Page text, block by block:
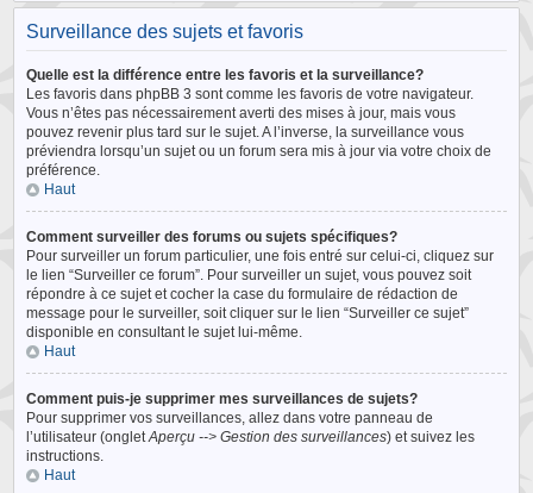
Surveillance des sujets et favoris
Quelle est la différence entre les favoris et la surveillance?
Les favoris dans phpBB 3 sont comme les favoris de votre navigateur.
Vous n’êtes pas nécessairement averti des mises à jour, mais vous
pouvez revenir plus tard sur le sujet. A l’inverse, la surveillance vous
préviendra lorsqu’un sujet ou un forum sera mis à jour via votre choix de
préférence.
Haut
Comment surveiller des forums ou sujets spécifiques?
Pour surveiller un forum particulier, une fois entré sur celui-ci, cliquez sur
le lien “Surveiller ce forum”. Pour surveiller un sujet, vous pouvez soit
répondre à ce sujet et cocher la case du formulaire de rédaction de
message pour le surveiller, soit cliquer sur le lien “Surveiller ce sujet”
disponible en consultant le sujet lui-même.
Haut
Comment puis-je supprimer mes surveillances de sujets?
Pour supprimer vos surveillances, allez dans votre panneau de
l’utilisateur (ongletAperçu --> Gestion des surveillances) et suivez les
instructions.
Haut